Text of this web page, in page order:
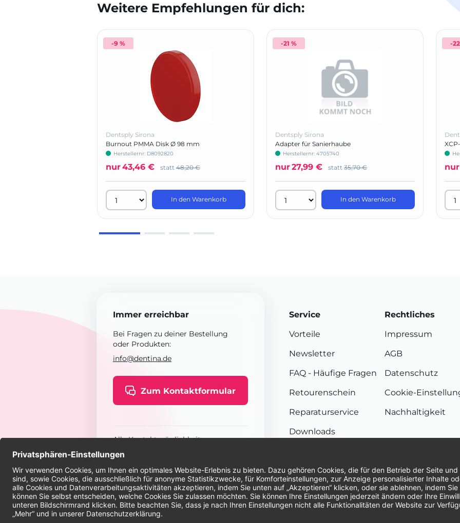
Weitere Empfehlungen für dich:
-9 %
Dentsply Sirona
Burnout PMMA Disk Ø 98 mm
Herstellernr: D8092820
nur43,46 € statt 48,20 €
In den Warenkorb
-21 %
Dentsply Sirona
Adapter für Sanierhaube
Herstellernr: 4705740
nur27,99 € statt 35,70 €
In den Warenkorb
-
nur
Immer erreichbar
Bei Fragen zu deiner Bestellung
oder Produkten:
info@dentina.de
Zum Kontaktformular
Alle Kontaktmöglichkeiten
Service
Vorteile
Newsletter
FAQ - Häufige Fragen
Retourenschein
Reparaturservice
Downloads
Rechtliches
Impressum
AGB
Datenschutz
Cookie-
Nachhaltigkeit